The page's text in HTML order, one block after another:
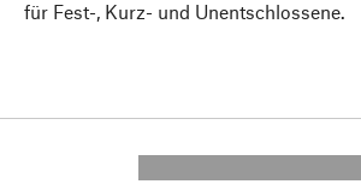
für Fest-, Kurz- und Unentschlossene.